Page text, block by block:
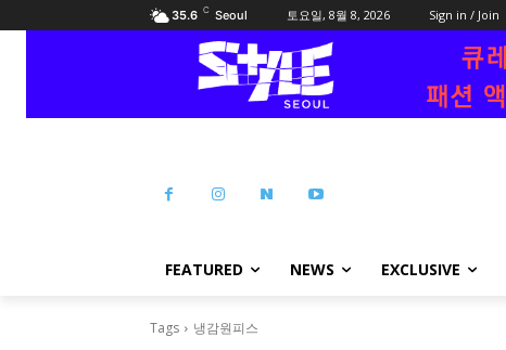
35.6 C Seoul 토요일, 8월 8, 2026 Sign in / Join
FEATURED NEWS EXCLUSIVE
Tags 냉감원피스